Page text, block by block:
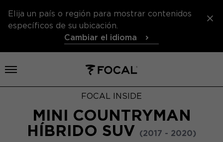
Elija un país o región para mostrar contenidos
específicos de su ubicación.
Cambiar el idioma
Abrir el menú
FOCAL INSIDE
MINI COUNTRYMAN
HÍBRIDO SUV (2017 - 2020)